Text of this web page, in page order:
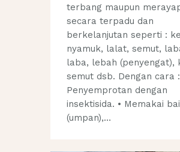
terbang maupun
secara terpadu dan
berkelanjutan seperti :
nyamuk, lalat, semut,
laba, lebah (penyengat),
semut dsb. Dengan cara :
Penyemprotan dengan
insektisida. • Memakai
(umpan),…